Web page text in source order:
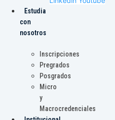
Estudia
con
nosotros
Inscripciones
Pregrados
Posgrados
Micro
y
Macrocredenciales